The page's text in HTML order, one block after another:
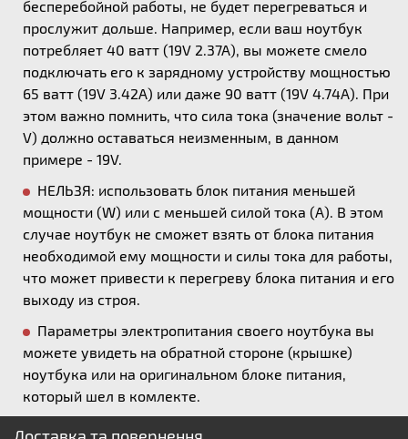
бесперебойной работы, не будет перегреваться и
прослужит дольше. Например, если ваш ноутбук
потребляет 40 ватт (19V 2.37A), вы можете смело
подключать его к зарядному устройству мощностью
65 ватт (19V 3.42A) или даже 90 ватт (19V 4.74A). При
этом важно помнить, что сила тока (значение вольт -
V) должно оставаться неизменным, в данном
примере - 19V.
НЕЛЬЗЯ: использовать блок питания меньшей
мощности (W) или с меньшей силой тока (А). В этом
случае ноутбук не сможет взять от блока питания
необходимой ему мощности и силы тока для работы,
что может привести к перегреву блока питания и его
выходу из строя.
Параметры электропитания своего ноутбука вы
можете увидеть на обратной стороне (крышке)
ноутбука или на оригинальном блоке питания,
который шел в комлекте.